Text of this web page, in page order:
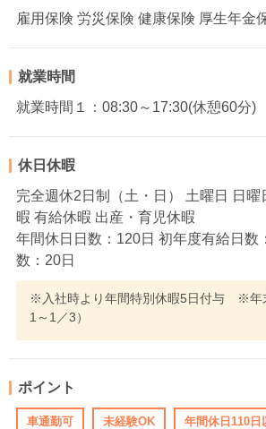
雇用保険 労災保険 健康保険 厚生年金
就業時間
就業時間１：08:30～17:30(休憩60分)
休日休暇
完全週休2日制（土・日） 土曜日 日曜
暇 有給休暇 出産・育児休暇
年間休日日数：120日 初年度有給日数
数：20日
※入社時より年間特別休暇5日付与 ※年
1～1／3）
ポイント
車通勤可 未経験OK 年間休日110日